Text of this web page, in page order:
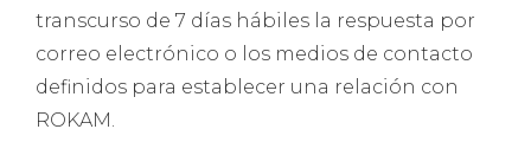
transcurso de 7 días hábiles la respuesta por
correo electrónico o los medios de contacto
definidos para establecer una relación con
ROKAM.